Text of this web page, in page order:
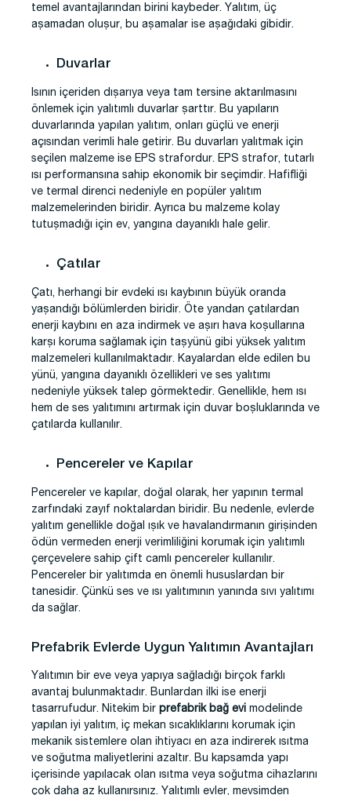
temel avantajlarından birini kaybeder. Yalıtım, üç
aşamadan oluşur, bu aşamalar ise aşağıdaki gibidir.
Duvarlar
Isının içeriden dışarıya veya tam tersine aktarılmasını
önlemek için yalıtımlı duvarlar şarttır. Bu yapıların
duvarlarında yapılan yalıtım, onları güçlü ve enerji
açısından verimli hale getirir. Bu duvarları yalıtmak için
seçilen malzeme ise EPS strafordur. EPS strafor, tutarlı
ısı performansına sahip ekonomik bir seçimdir. Hafifliği
ve termal direnci nedeniyle en popüler yalıtım
malzemelerinden biridir. Ayrıca bu malzeme kolay
tutuşmadığı için ev, yangına dayanıklı hale gelir.
Çatılar
Çatı, herhangi bir evdeki ısı kaybının büyük oranda
yaşandığı bölümlerden biridir. Öte yandan çatılardan
enerji kaybını en aza indirmek ve aşırı hava koşullarına
karşı koruma sağlamak için taşyünü gibi yüksek yalıtım
malzemeleri kullanılmaktadır. Kayalardan elde edilen bu
yünü, yangına dayanıklı özellikleri ve ses yalıtımı
nedeniyle yüksek talep görmektedir. Genellikle, hem ısı
hem de ses yalıtımını artırmak için duvar boşluklarında ve
çatılarda kullanılır.
Pencereler ve Kapılar
Pencereler ve kapılar, doğal olarak, her yapının termal
zarfındaki zayıf noktalardan biridir. Bu nedenle, evlerde
yalıtım genellikle doğal ışık ve havalandırmanın girişinden
ödün vermeden enerji verimliliğini korumak için yalıtımlı
çerçevelere sahip çift camlı pencereler kullanılır.
Pencereler bir yalıtımda en önemli hususlardan bir
tanesidir. Çünkü ses ve ısı yalıtımının yanında sıvı yalıtımı
da sağlar.
Prefabrik Evlerde Uygun Yalıtımın Avantajları
Yalıtımın bir eve veya yapıya sağladığı birçok farklı
avantaj bulunmaktadır. Bunlardan ilki ise enerji
tasarrufudur. Nitekim bir prefabrik bağ evi modelinde
yapılan iyi yalıtım, iç mekan sıcaklıklarını korumak için
mekanik sistemlere olan ihtiyacı en aza indirerek ısıtma
ve soğutma maliyetlerini azaltır. Bu kapsamda yapı
içerisinde yapılacak olan ısıtma veya soğutma cihazlarını
çok daha az kullanırsınız. Yalıtımlı evler, mevsimden